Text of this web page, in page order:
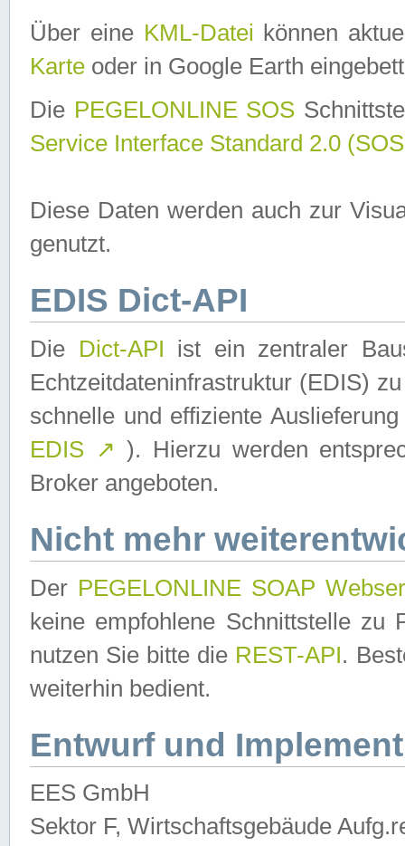
Über eine KML-Datei können
Karte oder in Google Earth
Die PEGELONLINE SOS
Service Interface Standard 2.0
Diese Daten werden auch zur
genutzt.
EDIS Dict-API
Die Dict-API ist ein zentraler
Echtzeitdateninfrastruktur (EDIS)
schnelle und effiziente
EDIS ↗ ). Hierzu werden
Broker angeboten.
Nicht mehr
Der PEGELONLINE SOAP
keine empfohlene Schnittstelle zu
nutzen Sie bitte die REST-API.
weiterhin bedient.
Entwurf und
EES GmbH
Sektor F, Wirtschaftsgebäude